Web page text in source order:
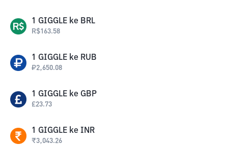
1 GIGGLE ke BRL
R$163.58
1 GIGGLE ke RUB
₽2,650.08
1 GIGGLE ke GBP
£23.73
1 GIGGLE ke INR
₹3,043.26